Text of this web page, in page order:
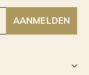
AANMELDEN